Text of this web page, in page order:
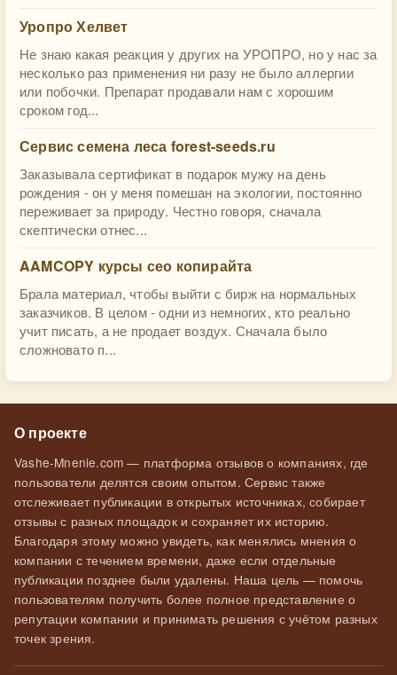
Уропро Хелвет
Не знаю какая реакция у других на УРОПРО, но у нас за
несколько раз применения ни разу не было аллергии
или побочки. Препарат продавали нам с хорошим
сроком год...
Сервис семена леса forest-seeds.ru
Заказывала сертификат в подарок мужу на день
рождения - он у меня помешан на экологии, постоянно
переживает за природу. Честно говоря, сначала
скептически отнес...
AAMCOPY курсы сео копирайта
Брала материал, чтобы выйти с бирж на нормальных
заказчиков. В целом - одни из немногих, кто реально
учит писать, а не продает воздух. Сначала было
сложновато п...
О проекте
Vashe-Mnenie.com — платформа отзывов о компаниях, где
пользователи делятся своим опытом. Сервис также
отслеживает публикации в открытых источниках, собирает
отзывы с разных площадок и сохраняет их историю.
Благодаря этому можно увидеть, как менялись мнения о
компании с течением времени, даже если отдельные
публикации позднее были удалены. Наша цель — помочь
пользователям получить более полное представление о
репутации компании и принимать решения с учётом разных
точек зрения.